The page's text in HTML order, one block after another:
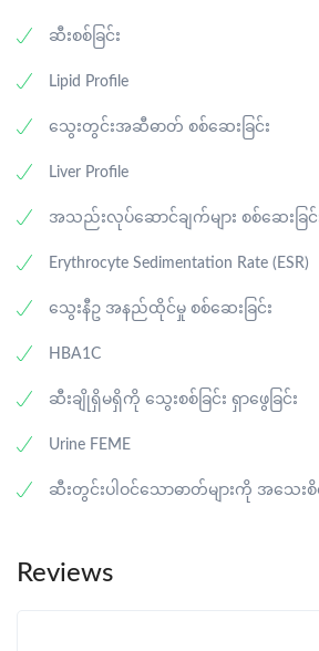
ဆီးစစ်ခြင်း
Lipid Profile
သွေးတွင်းအဆီဓာတ် စစ်ဆေးခြင်း
Liver Profile
အသည်းလုပ်ဆောင်ချက်များ စစ်ဆေးခြင်
Erythrocyte Sedimentation Rate (ESR)
သွေးနီဥ အနည်ထိုင်မှု စစ်ဆေးခြင်း
HBA1C
ဆီးချိုရှိမရှိကို သွေးစစ်ခြင်း ရှာဖွေခြင်း
Urine FEME
ဆီးတွင်းပါဝင်သောဓာတ်များကို အသေးစိ
Reviews